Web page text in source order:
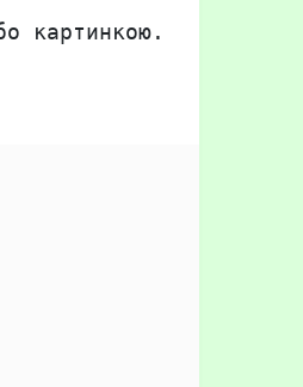
картинкою.